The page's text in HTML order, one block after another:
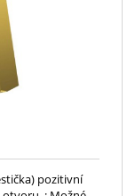
pozitivní